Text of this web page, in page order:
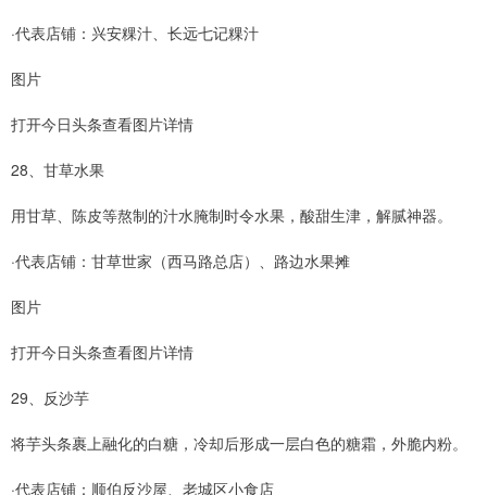
·代表店铺：兴安粿汁、长远七记粿汁
图片
打开今日头条查看图片详情
28、甘草水果
用甘草、陈皮等熬制的汁水腌制时令水果，酸甜生津，解腻神器。
·代表店铺：甘草世家（西马路总店）、路边水果摊
图片
打开今日头条查看图片详情
29、反沙芋
将芋头条裹上融化的白糖，冷却后形成一层白色的糖霜，外脆内粉。
·代表店铺：顺伯反沙屋、老城区小食店